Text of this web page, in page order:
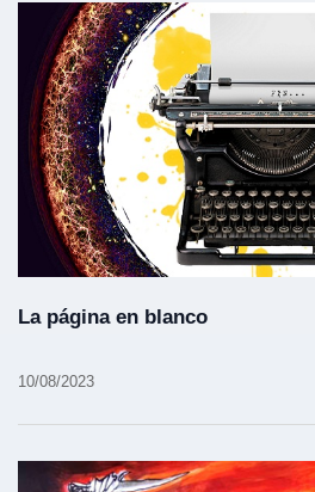
La página en blanco
10/08/2023